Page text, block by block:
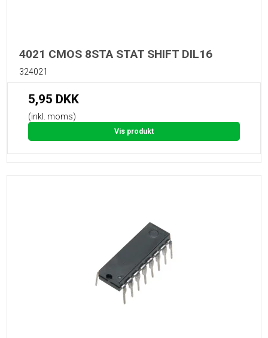
4021 CMOS 8STA STAT SHIFT DIL16
324021
5,95 DKK
(inkl. moms)
Vis produkt